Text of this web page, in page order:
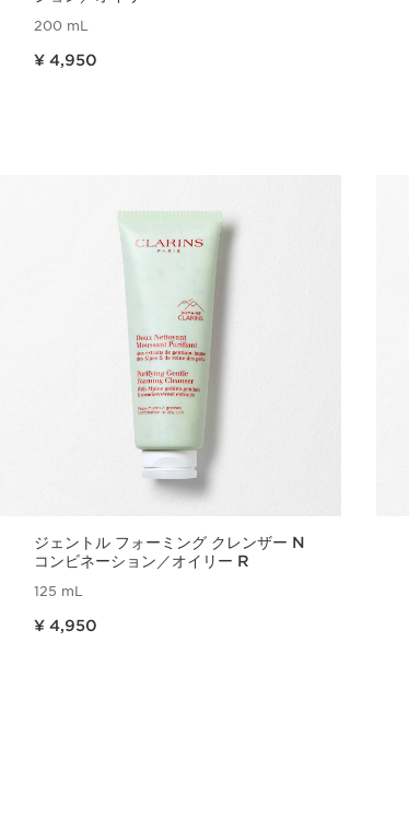
200 mL
¥ 4,950
ジェントル フォーミング クレンザー N
コンビネーション／オイリー R
125 mL
¥ 4,950